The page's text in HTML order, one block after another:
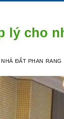
lý cho
NHÀ ĐẤT PHAN RANG